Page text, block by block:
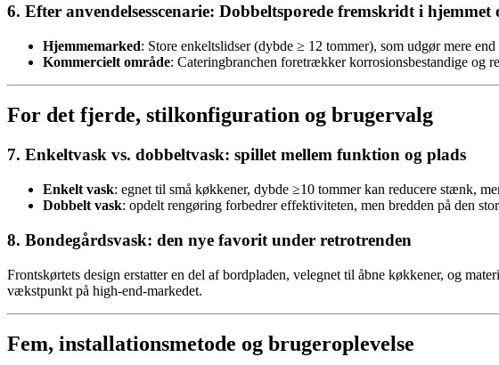
6. Efter anvendelsesscenarie: Dobbeltsporede fremskridt i hjemmet
Hjemmemarked: Store enkeltslidser (dybde ≥ 12 tommer), som udgør mere
Kommercielt område: Cateringbranchen foretrækker korrosionsbestandige og
For det fjerde, stilkonfiguration og brugervalg
7. Enkeltvask vs. dobbeltvask: spillet mellem funktion og plads
Enkelt vask: egnet til små køkkener, dybde ≥10 tommer kan reducere stænk,
Dobbelt vask: opdelt rengøring forbedrer effektiviteten, men bredden på den
8. Bondegårdsvask: den nye favorit under retrotrenden
Frontskørtets design erstatter en del af bordpladen, velegnet til åbne køkkener, og
vækstpunkt på high-end-markedet.
Fem, installationsmetode og brugeroplevelse